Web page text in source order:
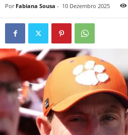
Por Fabiana Sousa - 10 Dezembro 2025